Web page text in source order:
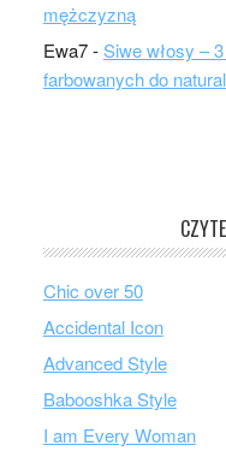
mężczyzną
Ewa7-Siwe włosy –
farbowanych do
Chic over 50
Accidental Icon
Advanced Style
Babooshka Style
I am Every Woman